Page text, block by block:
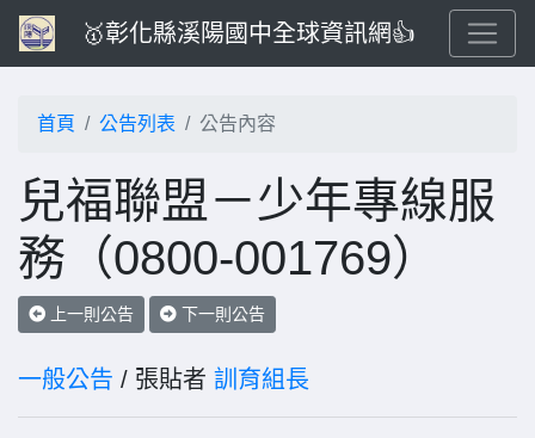
🥇彰化縣溪陽國中全球資訊網👍
首頁 公告列表 公告內容
兒福聯盟－少年專線服
務（0800-001769）
上一則公告 下一則公告
一般公告 / 張貼者 訓育組長